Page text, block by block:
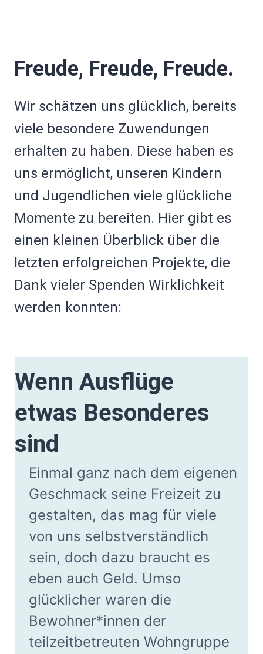
Freude, Freude, Freude.
Wir schätzen uns glücklich, bereits
viele besondere Zuwendungen
erhalten zu haben. Diese haben es
uns ermöglicht, unseren Kindern
und Jugendlichen viele glückliche
Momente zu bereiten. Hier gibt es
einen kleinen Überblick über die
letzten erfolgreichen Projekte, die
Dank vieler Spenden Wirklichkeit
werden konnten:
Wenn Ausflüge
etwas Besonderes
sind
Einmal ganz nach dem eigenen
Geschmack seine Freizeit zu
gestalten, das mag für viele
von uns selbstverständlich
sein, doch dazu braucht es
eben auch Geld. Umso
glücklicher waren die
Bewohner*innen der
teilzeitbetreuten Wohngruppe